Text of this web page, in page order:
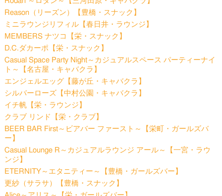
Reason（リーズン）【豊橋・スナック】
ミニラウンジリフィル【春日井・ラウンジ】
MEMBERS ナツコ【栄・スナック】
D.C.ダカーポ【栄・スナック】
Casual Space Party Night～カジュアルスペース パーティーナイ
ト～【名古屋・キャバクラ】
エンジェルエッグ【藤が丘・キャバクラ】
シルバーローズ【中村公園・キャバクラ】
イチ帆【栄・ラウンジ】
クラブ リンド【栄・クラブ】
BEER BAR First～ビアバー ファースト～【栄町・ガールズバ
ー】
Casual Lounge R～カジュアルラウンジ アール～【一宮・ラウ
ンジ】
ETERNITY～エタニティー～【豊橋・ガールズバー】
更紗（サラサ）【豊橋・スナック】